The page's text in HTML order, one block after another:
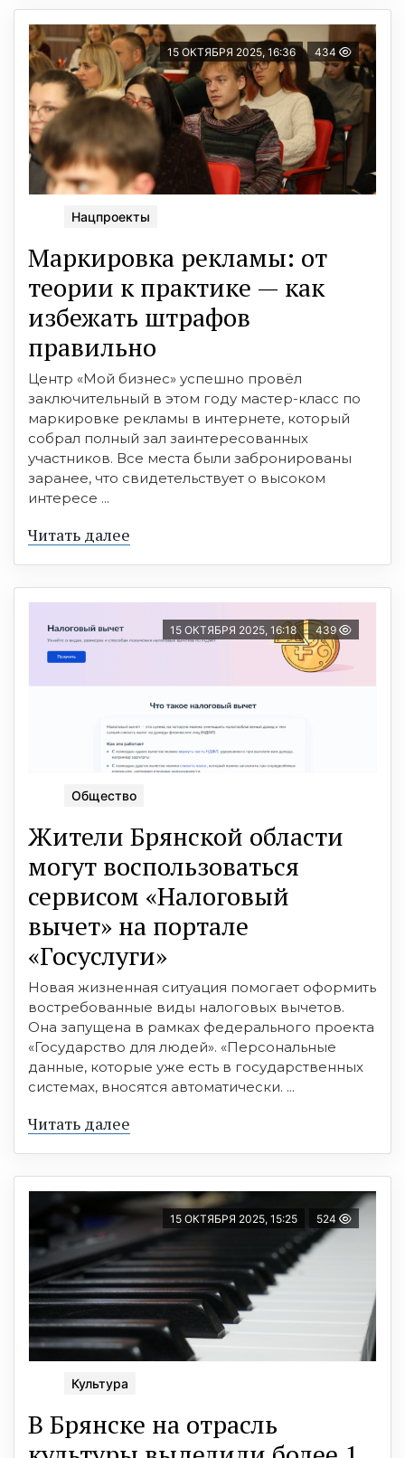
15 ОКТЯБРЯ 2025, 16:36 434
Нацпроекты
Маркировка рекламы: от
теории к практике — как
избежать штрафов
правильно
Центр «Мой бизнес» успешно провёл
заключительный в этом году мастер-класс по
маркировке рекламы в интернете, который
собрал полный зал заинтересованных
участников. Все места были забронированы
заранее, что свидетельствует о высоком
интересе ...
Читать далее
15 ОКТЯБРЯ 2025, 16:18 439
Общество
Жители Брянской области
могут воспользоваться
сервисом «Налоговый
вычет» на портале
«Госуслуги»
Новая жизненная ситуация помогает оформить
востребованные виды налоговых вычетов.
Она запущена в рамках федерального проекта
«Государство для людей». «Персональные
данные, которые уже есть в государственных
системах, вносятся автоматически. ...
Читать далее
15 ОКТЯБРЯ 2025, 15:25 524
Культура
В Брянске на отрасль